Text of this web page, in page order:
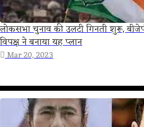
लोकसभा चुनाव की उलटी गिनती शुरू,
विपक्ष ने बनाया यह प्लान
Mar 20, 2023